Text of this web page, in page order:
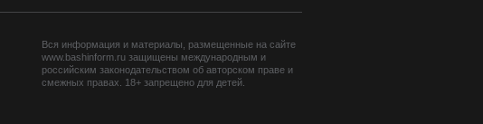
Вся информация и материалы, размещенные на сайте
www.bashinform.ru защищены международным и
российским законодательством об авторском праве и
смежных правах. 18+ запрещено для детей.